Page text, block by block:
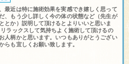
最近は特に施術効果を実感でき嬉しく思って
、もう少し詳しく今の体の状態など（先生が
とか）説明して頂けるとよりいいと思いま
ラックスして気持ちよく施術して頂けるの
人柄かと思います。いつもありがとうござい
らも宜しくお願い致します。